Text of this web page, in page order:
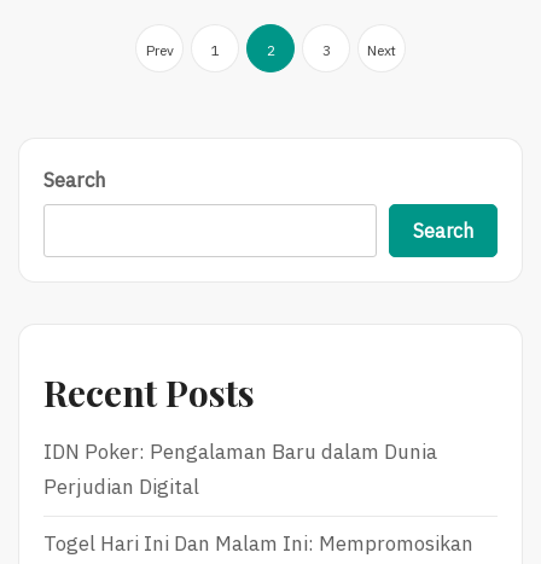
O
Posts
pagination
Prev 1 2 3 Next
Search
Search
Recent Posts
IDN Poker: Pengalaman Baru dalam Dunia
Perjudian Digital
Togel Hari Ini Dan Malam Ini: Mempromosikan